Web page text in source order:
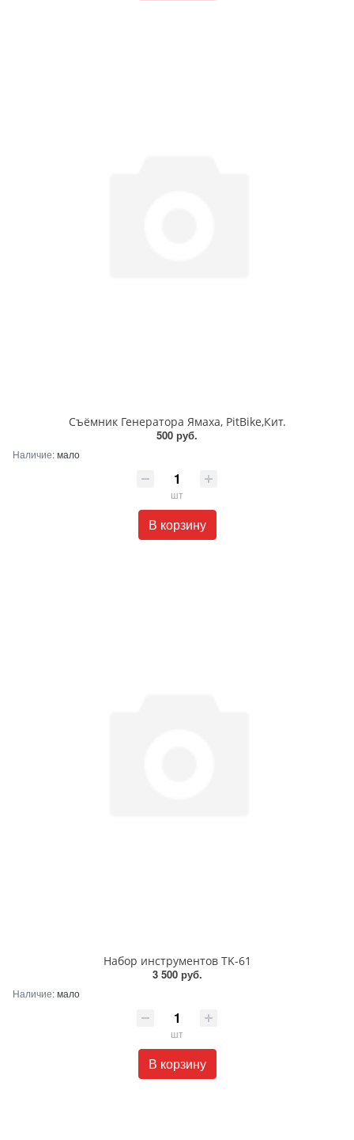
Съёмник Генератора Ямаха, PitBike,Кит.
500 руб.
Наличие:мало
шт
В корзину
Набор инструментов TK-61
3 500 руб.
Наличие:мало
шт
В корзину